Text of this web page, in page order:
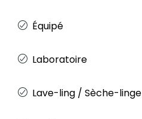
Équipé
Laboratoire
Lave-ling / Sèche-linge